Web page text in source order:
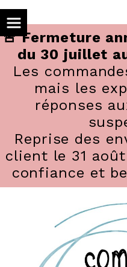
🚨 Fermeture
du 30 juillet
Les
mais les
réponses
Reprise des
client le 31
confiance et